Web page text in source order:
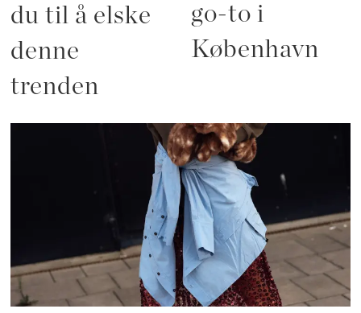
du til å elske
denne
trenden
go-to i
København